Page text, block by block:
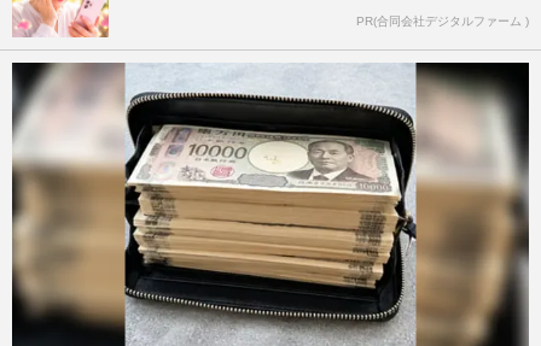
PR(合同会社デジタルファーム )